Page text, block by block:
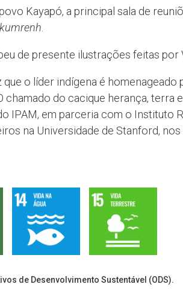
Kayapó, a principal sala de
de presente ilustrações feitas por
que o líder indígena é
chamado do cacique herança, terra
IPAM, em parceria com o Instituto
na Universidade de Stanford,
de Desenvolvimento Sustentável (ODS).